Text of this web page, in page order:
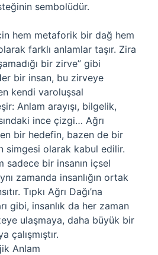
sembolüdür.
hem metaforik bir dağ hem
farklı anlamlar taşır. Zira
bir zirve” gibi
bir insan, bu zirveye
kendi varoluşsal
Anlam arayışı, bilgelik,
ince çizgi… Ağrı
bir hedefin, bazen de bir
simgesi olarak kabul edilir.
sadece bir insanın içsel
zamanda insanlığın ortak
Tıpkı Ağrı Dağı’na
gibi, insanlık da her zaman
ulaşmaya, daha büyük bir
çalışmıştır.
Anlam